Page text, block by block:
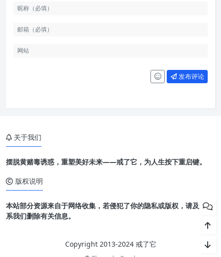
发布评论
关于我们
摆脱黄赌毒诱惑，重塑美好未来——戒了它，为人生按下重启键。
版权说明
本站部分资源来自于网络收集，若侵犯了你的隐私或版权，请及时联
系我们删除有关信息。
Copyright 2013-2024 戒了它